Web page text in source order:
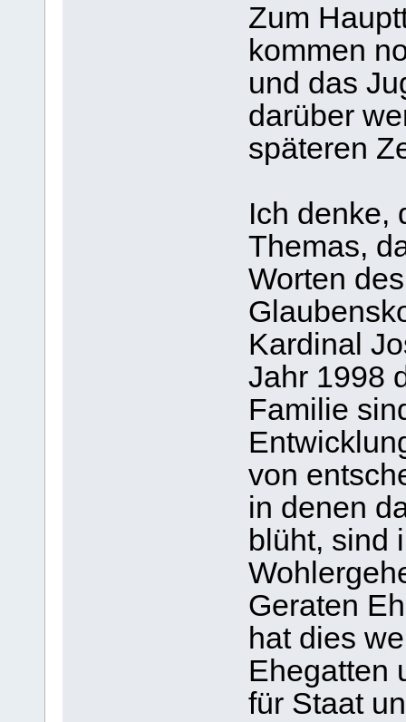
Zum
kommen
und das
darüber
späteren
Ich denke,
Themas,
Worten
Kardinal
Jahr 1998
Familie
von
in denen
blüht, sind
Geraten
hat dies
Ehegatten
für Staat